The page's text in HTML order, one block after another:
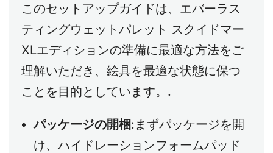
このセットアップガイドは、エバーラス
ティングウェットパレット スクイドマー
XLエディションの準備に最適な方法をご
理解いただき、絵具を最適な状態に保つ
ことを目的としています。.
パッケージの開梱:まずパッケージを開
け、ハイドレーションフォームパッド